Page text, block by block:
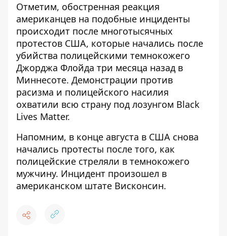
Отметим, обостренная реакция
американцев на подобные инциденты
происходит после многотысячных
протестов США, которые начались после
убийства полицейскими темнокожего
Джорджа Флойда три месяца назад в
Миннесоте. Демонстрации против
расизма и полицейского насилия
охватили всю страну под лозунгом Black
Lives Matter.
Напомним, в конце августа в США снова
начались протесты после того, как
полицейские стреляли в темнокожего
мужчину. Инцидент произошел в
американском штате Висконсин.